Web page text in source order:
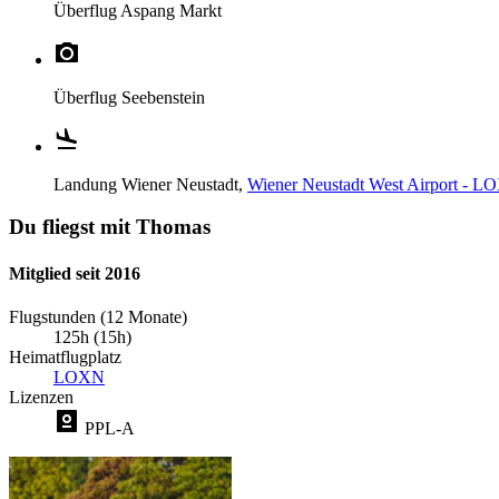
Überflug Aspang Markt
Überflug Seebenstein
Landung Wiener Neustadt, Wiener Neustadt West Airport -
Du fliegst mit Thomas
Mitglied seit 2016
Flugstunden (12 Monate)
125h (15h)
Heimatflugplatz
LOXN
Lizenzen
PPL-A